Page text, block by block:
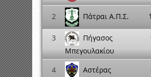
2 Πάτραι Α.Π.Σ.
3
Πήγασος
Μπεγουλακίου
4
Αστέρας